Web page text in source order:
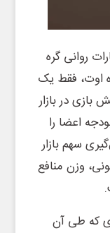
روانی گره
تولید از ماه اوت، فقط یک
در بازار
اعضا را
سهم بازار
وزن منافع
که طی آن